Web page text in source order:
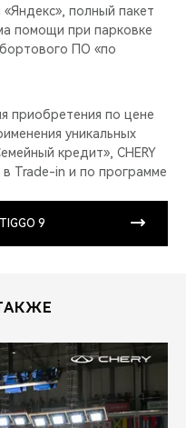
полный пакет
помощи при парковке
ПО «по
приобретения по цене
уникальных
кредит», CHERY
в Trade-in и по программе
9